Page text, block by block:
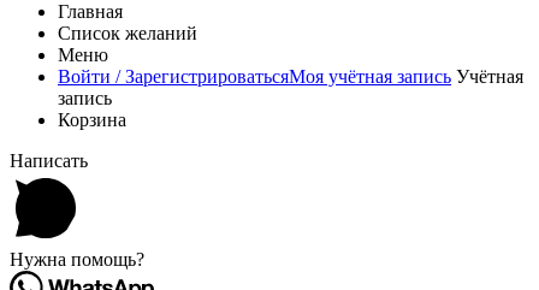
Главная
Список желаний
Меню
Войти / ЗарегистрироватьсяМоя учётная запись Учётная
запись
Корзина
Написать
Нужна помощь?